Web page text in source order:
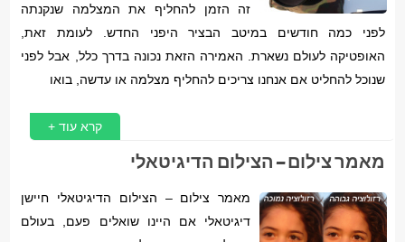
זה הזמן להחליף את המצלמה שנקנתה
לפני כמה חודשים במיטב הבציר היפני החדש. לעומת זאת,
האופטיקה לעולם נשארת. האמירה הזאת נכונה בדרך כלל, אבל לפני
שנוכל להחליט אם אנחנו צריכים להחליף מצלמה או עדשה, בואו
קרא עוד +
מאמר צילום – הצילום הדיגיטאלי
מאמר צילום – הצילום הדיגיטאלי חיישן
דיגיטאלי אם היינו שואלים פעם, בעולם